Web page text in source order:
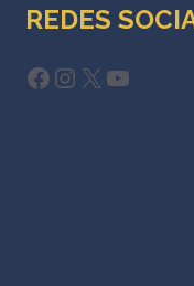
REDES
Facebook
Instagram
X YouTube